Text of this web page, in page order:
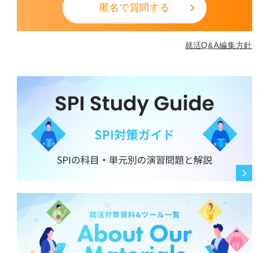
匿名で質問する
就活Q&A編集方針